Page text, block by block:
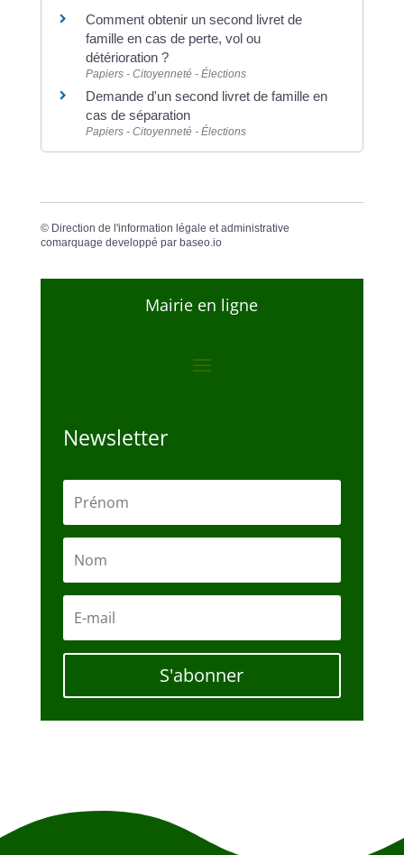
Comment obtenir un second livret de
famille en cas de perte, vol ou
détérioration ?
Papiers - Citoyenneté - Élections
Demande d'un second livret de famille en
cas de séparation
Papiers - Citoyenneté - Élections
© Direction de l'information légale et administrative
comarquage developpé par baseo.io
Mairie en ligne
Newsletter
S'abonner